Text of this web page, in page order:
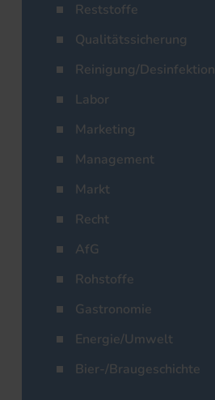
Reststoffe
Qualitätssicherung
Reinigung/Desinfektion
Labor
Marketing
Management
Markt
Recht
AfG
Rohstoffe
Gastronomie
Energie/Umwelt
Bier-/Braugeschichte